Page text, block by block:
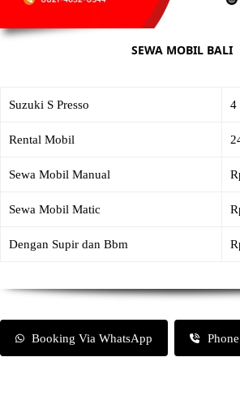
SEWA MOBIL BALI
Suzuki S Presso 4
Rental Mobil
Sewa Mobil Manual
Sewa Mobil Matic
Dengan Supir dan Bbm
Booking Via WhatsApp Phone